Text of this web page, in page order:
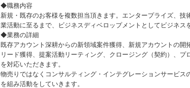
◆職務内容
新規・既存のお客様を複数担当頂きます。エンタープライズ、
業活動に至るまで、ビジネスディベロップメントとしてビジネス
◆業務の詳細
既存アカウント深耕からの新領域案件獲得、新規アカウントの開
リード獲得、提案活動リーティング、クロージング（契約）、
を対応いただきます。
物売りではなくコンサルティング・インテグレーションサービ
を組み活動をしていきます。